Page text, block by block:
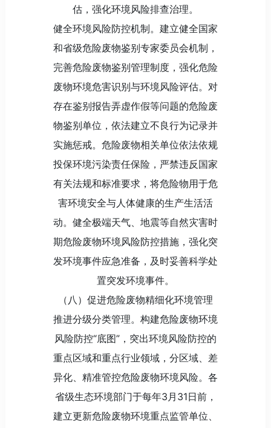
估，强化环境风险排查治理。
健全环境风险防控机制。建立健全国家
和省级危险废物鉴别专家委员会机制，
完善危险废物鉴别管理制度，强化危险
废物环境危害识别与环境风险评估。对
存在鉴别报告弄虚作假等问题的危险废
物鉴别单位，依法建立不良行为记录并
实施惩戒。危险废物相关单位依法依规
投保环境污染责任保险，严禁违反国家
有关法规和标准要求，将危险物用于危
害环境安全与人体健康的生产生活活
动。健全极端天气、地震等自然灾害时
期危险废物环境风险防控措施，强化突
发环境事件应急准备，及时妥善科学处
置突发环境事件。
（八）促进危险废物精细化环境管理
推进分级分类管理。构建危险废物环境
风险防控“底图”，突出环境风险防控的
重点区域和重点行业领域，分区域、差
异化、精准管控危险废物环境风险。各
省级生态环境部门于每年3月31日前，
建立更新危险废物环境重点监管单位、